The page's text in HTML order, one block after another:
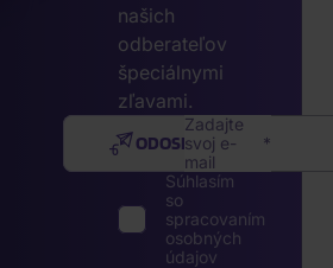
našich
odberateľov
špeciálnymi
zľavami.
Zadajte
svoj e-
mail
ODOSLAŤ
Súhlasím
so
spracovaním
osobných
údajov